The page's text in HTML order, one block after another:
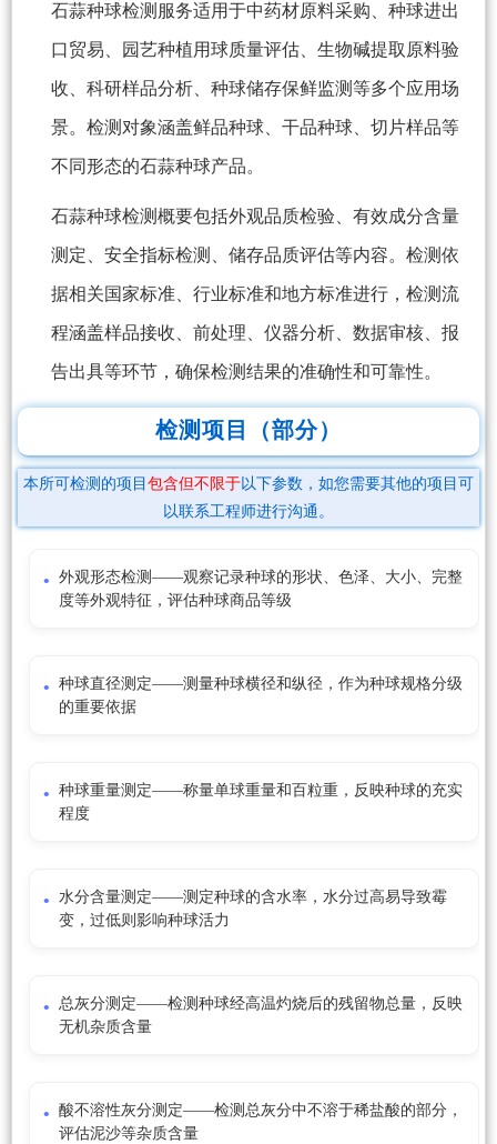
石蒜种球检测服务适用于中药材原料采购、种球进出
口贸易、园艺种植用球质量评估、生物碱提取原料验
收、科研样品分析、种球储存保鲜监测等多个应用场
景。检测对象涵盖鲜品种球、干品种球、切片样品等
不同形态的石蒜种球产品。
石蒜种球检测概要包括外观品质检验、有效成分含量
测定、安全指标检测、储存品质评估等内容。检测依
据相关国家标准、行业标准和地方标准进行，检测流
程涵盖样品接收、前处理、仪器分析、数据审核、报
告出具等环节，确保检测结果的准确性和可靠性。
检测项目（部分）
本所可检测的项目 包含但不限于以下参数，如您需要其他的项目可
以联系工程师进行沟通。
外观形态检测——观察记录种球的形状、色泽、大小、完整
度等外观特征，评估种球商品等级
种球直径测定——测量种球横径和纵径，作为种球规格分级
的重要依据
种球重量测定——称量单球重量和百粒重，反映种球的充实
程度
水分含量测定——测定种球的含水率，水分过高易导致霉
变，过低则影响种球活力
总灰分测定——检测种球经高温灼烧后的残留物总量，反映
无机杂质含量
酸不溶性灰分测定——检测总灰分中不溶于稀盐酸的部分，
评估泥沙等杂质含量